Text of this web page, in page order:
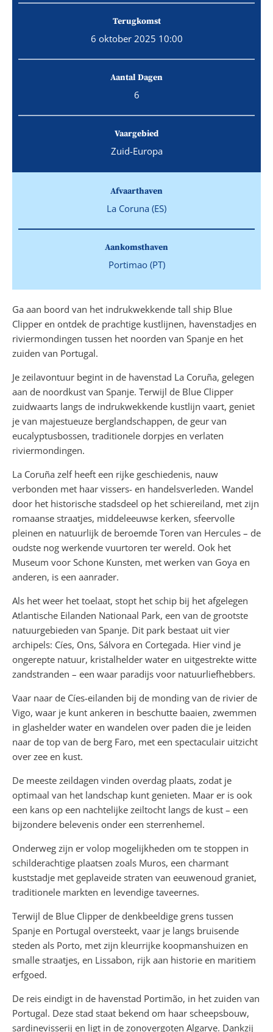
Terugkomst
6 oktober 2025 10:00
Aantal Dagen
6
Vaargebied
Zuid-Europa
Afvaarthaven
La Coruna (ES)
Aankomsthaven
Portimao (PT)
Ga aan boord van het indrukwekkende tall ship Blue
Clipper en ontdek de prachtige kustlijnen, havenstadjes en
riviermondingen tussen het noorden van Spanje en het
zuiden van Portugal.
Je zeilavontuur begint in de havenstad La Coruña, gelegen
aan de noordkust van Spanje. Terwijl de Blue Clipper
zuidwaarts langs de indrukwekkende kustlijn vaart, geniet
je van majestueuze berglandschappen, de geur van
eucalyptusbossen, traditionele dorpjes en verlaten
riviermondingen.
La Coruña zelf heeft een rijke geschiedenis, nauw
verbonden met haar vissers- en handelsverleden. Wandel
door het historische stadsdeel op het schiereiland, met zijn
romaanse straatjes, middeleeuwse kerken, sfeervolle
pleinen en natuurlijk de beroemde Toren van Hercules – de
oudste nog werkende vuurtoren ter wereld. Ook het
Museum voor Schone Kunsten, met werken van Goya en
anderen, is een aanrader.
Als het weer het toelaat, stopt het schip bij het afgelegen
Atlantische Eilanden Nationaal Park, een van de grootste
natuurgebieden van Spanje. Dit park bestaat uit vier
archipels: Cíes, Ons, Sálvora en Cortegada. Hier vind je
ongerepte natuur, kristalhelder water en uitgestrekte witte
zandstranden – een waar paradijs voor natuurliefhebbers.
Vaar naar de Cíes-eilanden bij de monding van de rivier de
Vigo, waar je kunt ankeren in beschutte baaien, zwemmen
in glashelder water en wandelen over paden die je leiden
naar de top van de berg Faro, met een spectaculair uitzicht
over zee en kust.
De meeste zeildagen vinden overdag plaats, zodat je
optimaal van het landschap kunt genieten. Maar er is ook
een kans op een nachtelijke zeiltocht langs de kust – een
bijzondere belevenis onder een sterrenhemel.
Onderweg zijn er volop mogelijkheden om te stoppen in
schilderachtige plaatsen zoals Muros, een charmant
kuststadje met geplaveide straten van eeuwenoud graniet,
traditionele markten en levendige taveernes.
Terwijl de Blue Clipper de denkbeeldige grens tussen
Spanje en Portugal oversteekt, vaar je langs bruisende
steden als Porto, met zijn kleurrijke koopmanshuizen en
smalle straatjes, en Lissabon, rijk aan historie en maritiem
erfgoed.
De reis eindigt in de havenstad Portimão, in het zuiden van
Portugal. Deze stad staat bekend om haar scheepsbouw,
sardinevisserij en ligt in de zonovergoten Algarve. Dankzij